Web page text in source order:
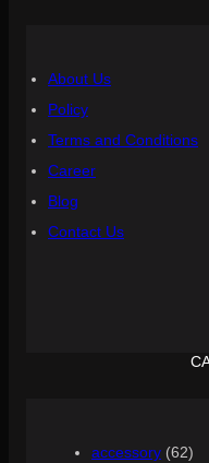
About Us
Policy
Terms and Conditions
Career
Blog
Contact Us
accessory (62)